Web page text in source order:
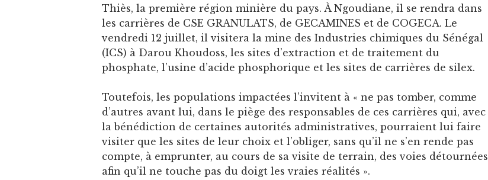
Thiès, la première région minière du pays. À Ngoudiane, il se rendra dans
les carrières de CSE GRANULATS, de GECAMINES et de COGECA. Le
vendredi 12 juillet, il visitera la mine des Industries chimiques du Sénégal
(ICS) à Darou Khoudoss, les sites d’extraction et de traitement du
phosphate, l’usine d’acide phosphorique et les sites de carrières de silex.
Toutefois, les populations impactées l’invitent à « ne pas tomber, comme
d’autres avant lui, dans le piège des responsables de ces carrières qui, avec
la bénédiction de certaines autorités administratives, pourraient lui faire
visiter que les sites de leur choix et l’obliger, sans qu’il ne s’en rende pas
compte, à emprunter, au cours de sa visite de terrain, des voies détournées
afin qu’il ne touche pas du doigt les vraies réalités ».